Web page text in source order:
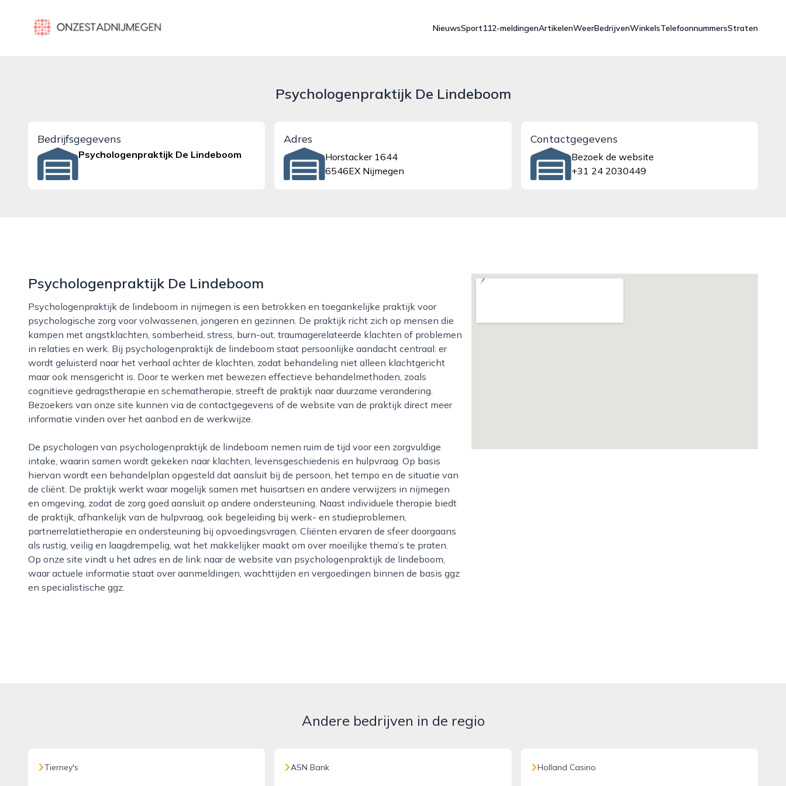
onzestadnijmegen.nl
NieuwsSport112-meldingenArtikelenWeerBedrijvenWinkelsTelefoonnummersStraten
Psychologenpraktijk De Lindeboom
Bedrijfsgegevens
Psychologenpraktijk De Lindeboom
Adres
Horstacker 1644
6546EX Nijmegen
Contactgegevens
Bezoek de website
+31 24 2030449
Psychologenpraktijk De Lindeboom
Psychologenpraktijk de lindeboom in nijmegen is een betrokken en toegankelijke praktijk voor
psychologische zorg voor volwassenen, jongeren en gezinnen. De praktijk richt zich op mensen die
kampen met angstklachten, somberheid, stress, burn-out, traumagerelateerde klachten of problemen
in relaties en werk. Bij psychologenpraktijk de lindeboom staat persoonlijke aandacht centraal: er
wordt geluisterd naar het verhaal achter de klachten, zodat behandeling niet alleen klachtgericht
maar ook mensgericht is. Door te werken met bewezen effectieve behandelmethoden, zoals
cognitieve gedragstherapie en schematherapie, streeft de praktijk naar duurzame verandering.
Bezoekers van onze site kunnen via de contactgegevens of de website van de praktijk direct meer
informatie vinden over het aanbod en de werkwijze.
De psychologen van psychologenpraktijk de lindeboom nemen ruim de tijd voor een zorgvuldige
intake, waarin samen wordt gekeken naar klachten, levensgeschiedenis en hulpvraag. Op basis
hiervan wordt een behandelplan opgesteld dat aansluit bij de persoon, het tempo en de situatie van
de cliënt. De praktijk werkt waar mogelijk samen met huisartsen en andere verwijzers in nijmegen
en omgeving, zodat de zorg goed aansluit op andere ondersteuning. Naast individuele therapie biedt
de praktijk, afhankelijk van de hulpvraag, ook begeleiding bij werk- en studieproblemen,
partnerrelatietherapie en ondersteuning bij opvoedingsvragen. Cliënten ervaren de sfeer doorgaans
als rustig, veilig en laagdrempelig, wat het makkelijker maakt om over moeilijke thema’s te praten.
Op onze site vindt u het adres en de link naar de website van psychologenpraktijk de lindeboom,
waar actuele informatie staat over aanmeldingen, wachttijden en vergoedingen binnen de basis ggz
en specialistische ggz.
Andere bedrijven in de regio
Tierney's ASN Bank Holland Casino